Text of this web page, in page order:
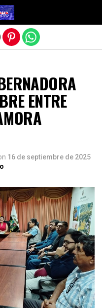
ENTRE
16 de septiembre de 2025
móvil